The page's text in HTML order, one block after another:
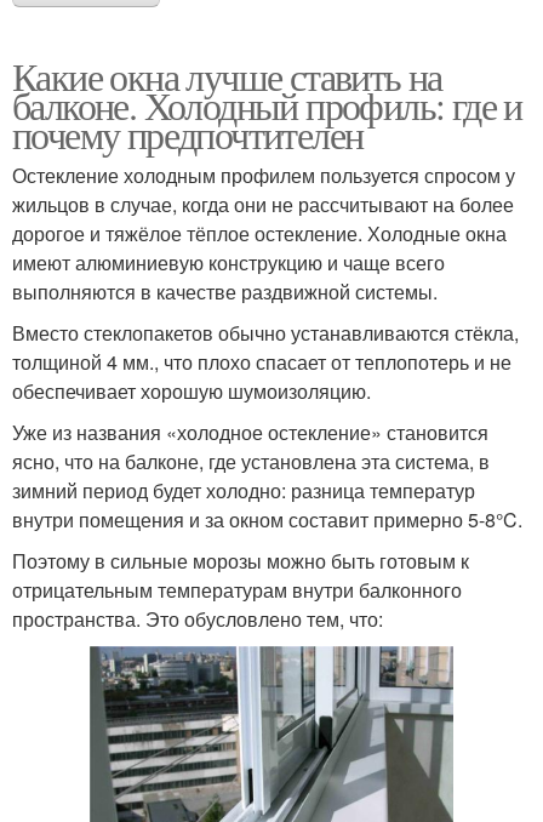
Какие окна лучше ставить на
балконе. Холодный профиль: где и
почему предпочтителен
Остекление холодным профилем пользуется спросом у
жильцов в случае, когда они не рассчитывают на более
дорогое и тяжёлое тёплое остекление. Холодные окна
имеют алюминиевую конструкцию и чаще всего
выполняются в качестве раздвижной системы.
Вместо стеклопакетов обычно устанавливаются стёкла,
толщиной 4 мм., что плохо спасает от теплопотерь и не
обеспечивает хорошую шумоизоляцию.
Уже из названия «холодное остекление» становится
ясно, что на балконе, где установлена эта система, в
зимний период будет холодно: разница температур
внутри помещения и за окном составит примерно 5-8°C.
Поэтому в сильные морозы можно быть готовым к
отрицательным температурам внутри балконного
пространства. Это обусловлено тем, что: